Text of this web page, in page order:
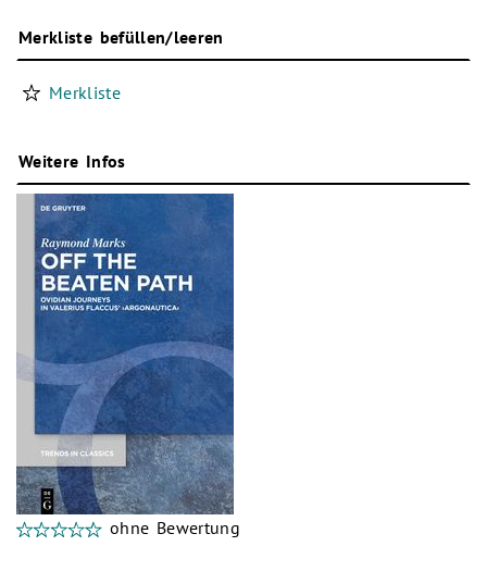
Merkliste befüllen/leeren
Merkliste
Weitere Infos
ohne Bewertung